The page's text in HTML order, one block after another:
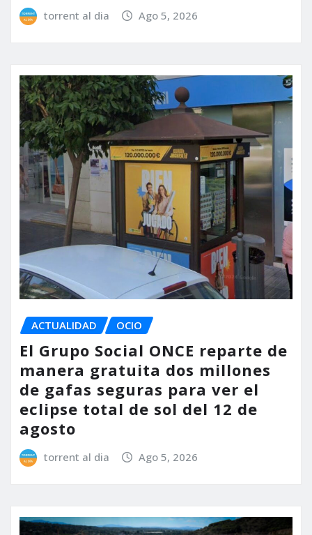
torrent al dia Ago 5, 2026
ACTUALIDAD OCIO
El Grupo Social ONCE reparte de
manera gratuita dos millones
de gafas seguras para ver el
eclipse total de sol del 12 de
agosto
torrent al dia Ago 5, 2026